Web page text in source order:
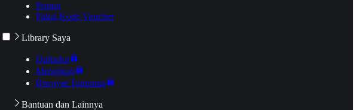
Promo
Pakai Kode Voucher
Library Saya
Daftarku
Mengikuti
Riwayat Tontonan
Bantuan dan Lainnya